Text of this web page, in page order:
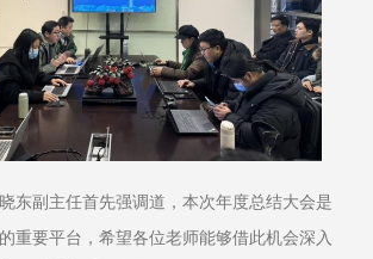
东副主任首先强调道，本次年度总结大会是
重要平台，希望各位老师能够借此机会深入